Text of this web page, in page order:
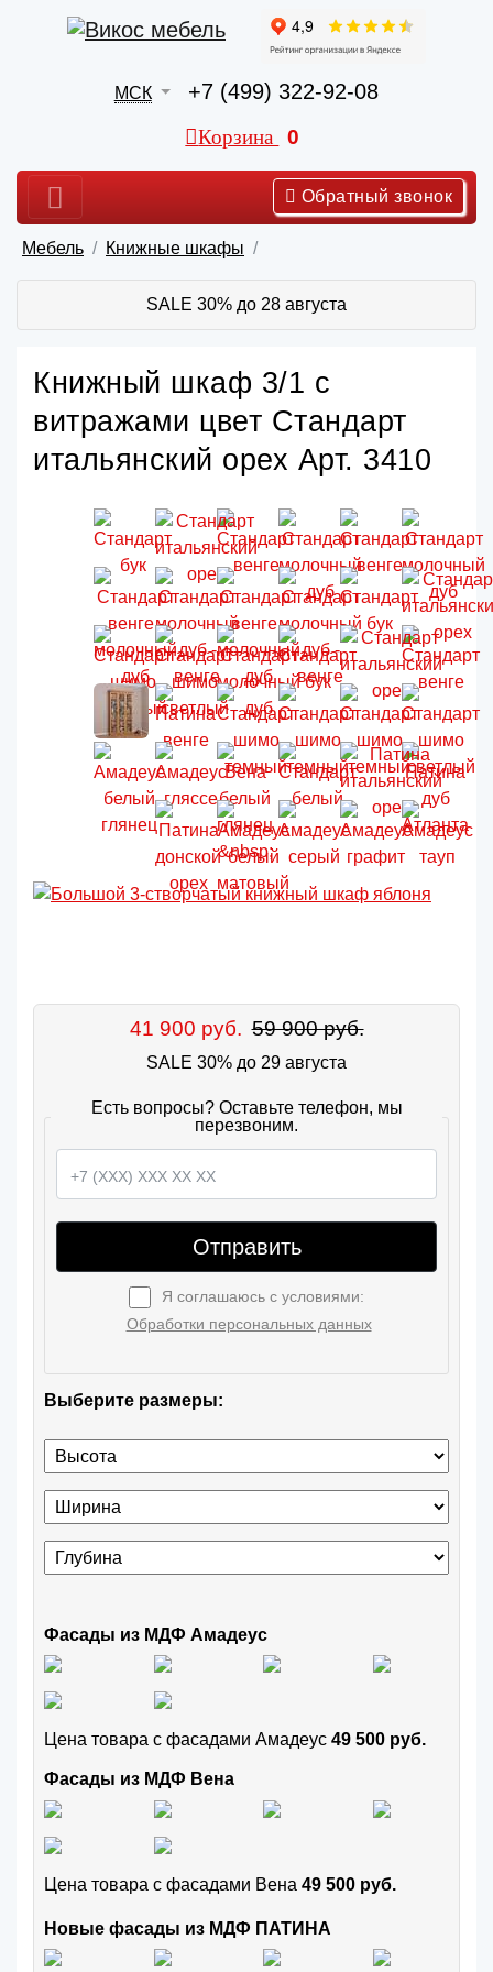
МСК +7 (499) 322-92-08
Корзина 0
Обратный звонок
Мебель Книжные шкафы
SALE 30% до 28 августа
Книжный шкаф 3/1 с
витражами цвет Стандарт
итальянский орех Арт. 3410
41 900 руб. 59 900 руб.
SALE 30% до 29 августа
Есть вопросы? Оставьте телефон, мы
перезвоним.
Отправить
Я соглашаюсь с условиями:
Обработки персональных данных
Выберите размеры:
Фасады из МДФ Амадеус
Цена товара с фасадами Амадеус 49 500 руб.
Фасады из МДФ Вена
Цена товара с фасадами Вена 49 500 руб.
Новые фасады из МДФ ПАТИНА